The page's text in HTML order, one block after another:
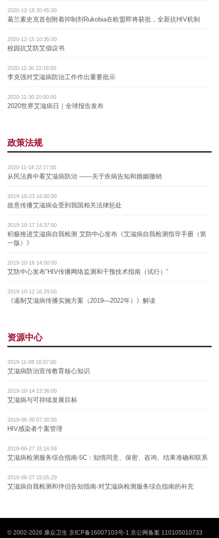
2020-12-18 20:45:00
葛兰素史克首创附着抑制剂Rukobia在欧盟即将获批，全新抗HIV机制
2020-12-15 10:35:00
校园抗艾防艾倡议书
2020-11-30 22:16:00
李克强对艾滋病防治工作作出重要批示
2020-11-30 20:00:00
2020世界艾滋病日｜全球报告发布
政策法规
2020-11-18 22:17:00
从民法典中看艾滋病防治 ——关于疾病告知和婚姻撤销
2019-10-23 16:00:00
故意传播艾滋病会受到我国相关法律惩处
2019-10-17 14:37:00
积极推进艾滋病自我检测 艾防中心发布《艾滋病自我检测指导手册（第
一版）》
2019-10-16 14:00:00
艾防中心发布“HIV传播网络监测和干预技术指南（试行）”
2019-10-12 16:29:00
《遏制艾滋病传播实施方案（2019—2022年）》解读
资源中心
2019-11-08 16:07:00
艾滋病防治宣传教育核心知识
2019-10-14 13:36:00
艾滋病与可持续发展目标
2019-06-30 07:30:00
HIV感染者个案管理
2018-06-27 15:16:59
艾滋病检测服务综合指南-5C：知情同意、保密、咨询、结果准确和联系
2018-06-27 15:05:29
艾滋病自我检测和伴侣告知指南-对艾滋病检测服务综合指南的补充
© 2002-2026 康众卫生 京ICP备16007103号-1 京公网备案 110105010733